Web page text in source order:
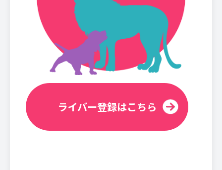
ライバー登録はこちら